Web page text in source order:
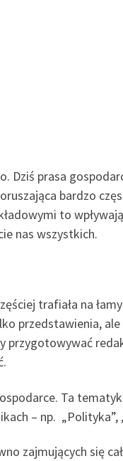
prasa
bardzo
to
nas wszystkich.
trafiała na
przedstawienia,
przygotowywać
Ta
– np. „Polityka”,
zajmujących się